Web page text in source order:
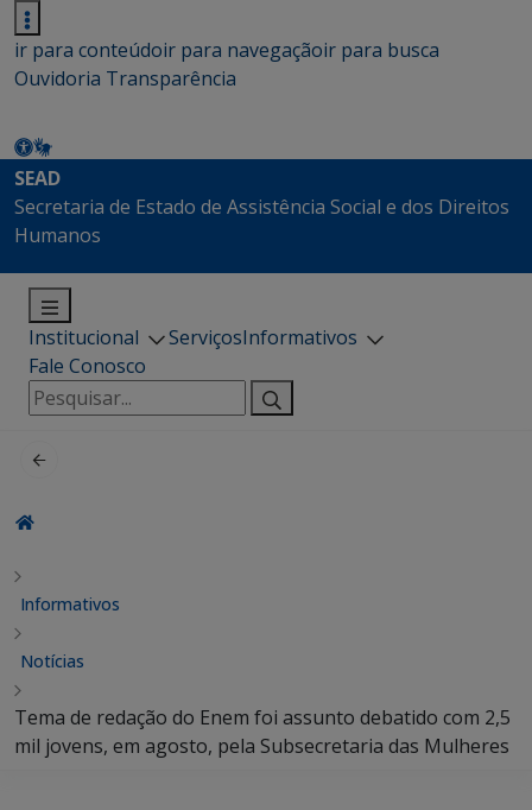
ir para conteúdoir para navegaçãoir para busca
Ouvidoria Transparência
SEAD
Secretaria de Estado de Assistência Social e dos Direitos
Humanos
Institucional ServiçosInformativos
Fale Conosco
Pesquisar
por:
Informativos
Notícias
Tema de redação do Enem foi assunto debatido com 2,5
mil jovens, em agosto, pela Subsecretaria das Mulheres